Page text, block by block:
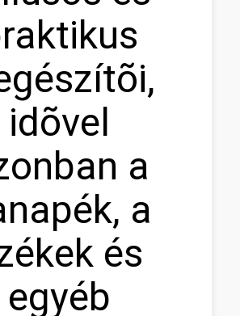
idõvel
a
a
és
egyéb